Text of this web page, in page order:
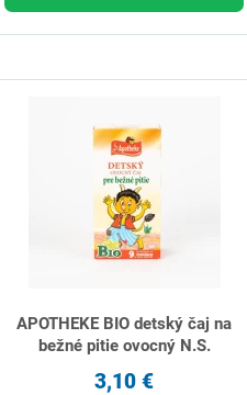
APOTHEKE BIO detský čaj na
bežné pitie ovocný N.S.
3,10 €